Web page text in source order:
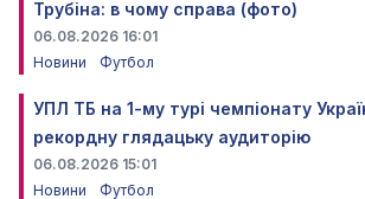
Трубіна: в чому справа (фото)
06.08.2026 16:01
Новини
Футбол
УПЛ ТБ на 1-му турі чемпіонату
рекордну глядацьку аудиторію
06.08.2026 15:01
Новини
Футбол